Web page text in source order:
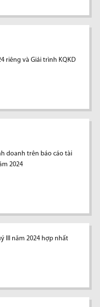
riêng và Giải trình KQKD
doanh trên báo cáo tài
2024
III năm 2024 hợp nhất